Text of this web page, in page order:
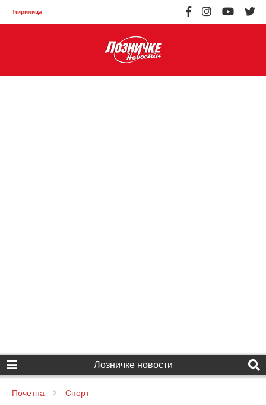
Ћирилица
Лозничке новости
Почетна Спорт